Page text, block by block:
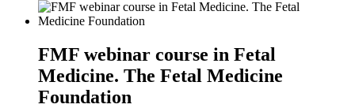
FMF webinar course in Fetal
Medicine. The Fetal Medicine
Foundation